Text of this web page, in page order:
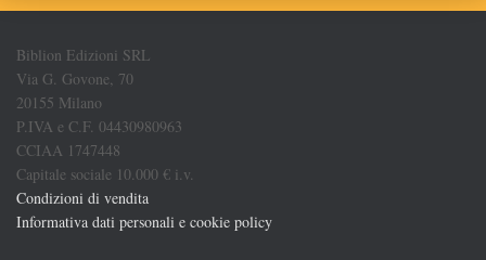
Biblion Edizioni SRL
Via G. Govone, 70
20155 Milano
P.IVA e C.F. 04430980963
CCIAA 1747448
Capitale sociale 10.000 € i.v.
Condizioni di vendita
Informativa dati personali e cookie policy